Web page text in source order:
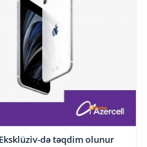
də təqdim olunur